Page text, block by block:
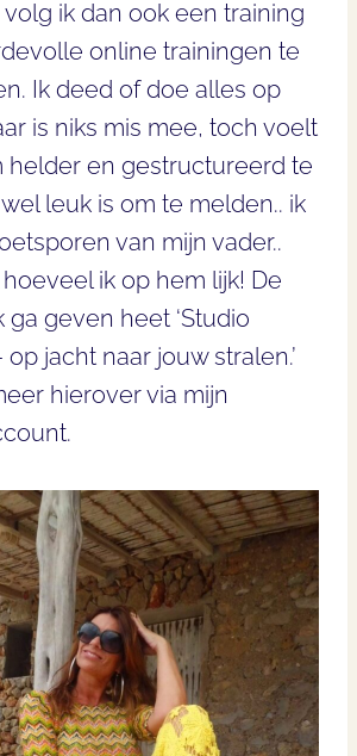
volg ik dan ook een training
online trainingen te
Ik deed of doe alles op
is niks mis mee, toch voelt
helder en gestructureerd te
leuk is om te melden.. ik
van mijn vader..
ik op hem lijk! De
ga geven heet ‘Studio
jacht naar jouw stralen.’
hierover via mijn